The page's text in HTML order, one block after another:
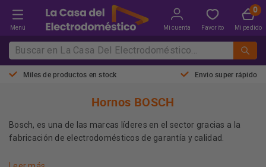
Menú Mi cuenta Favorito Mi pedido
Miles de productos en stock Envio super rápido
Hornos BOSCH
Bosch, es una de las marcas líderes en el sector gracias a la
fabricación de electrodomésticos de garantía y calidad.